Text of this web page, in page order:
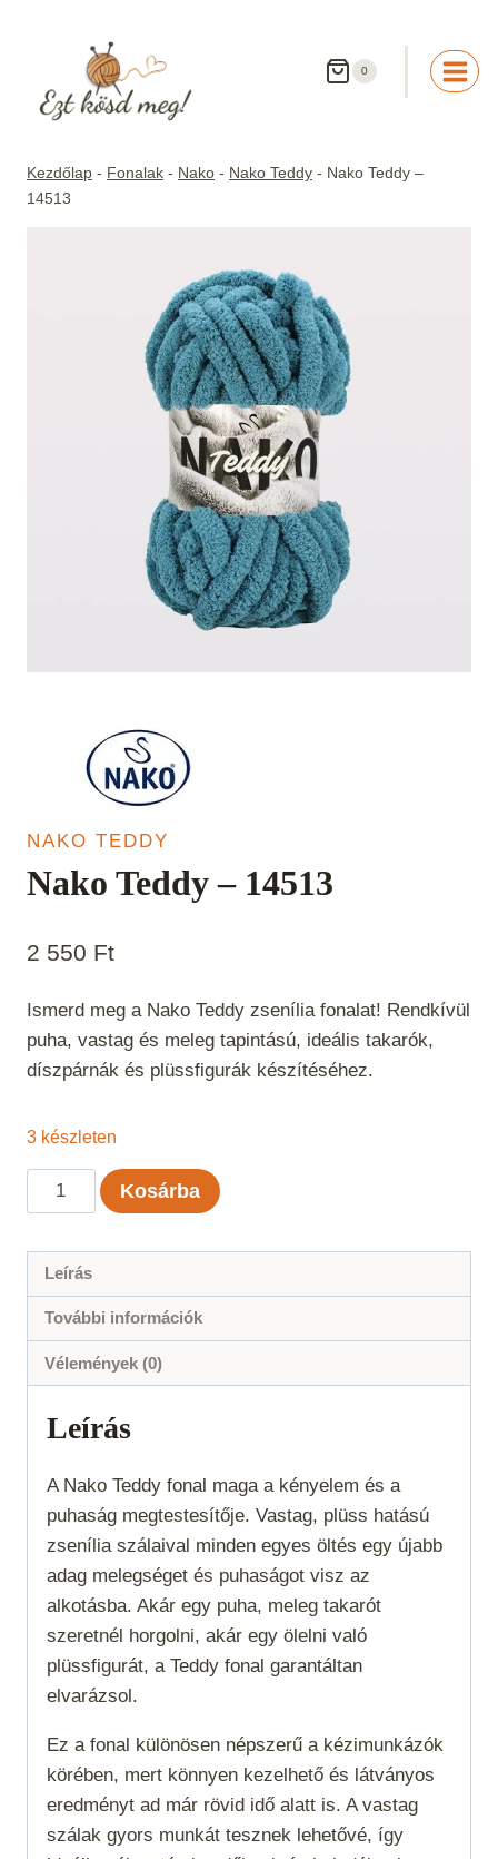
0
Kezdőlap - Fonalak - Nako - Nako Teddy - Nako Teddy –
14513
NAKO TEDDY
Nako Teddy – 14513
2 550 Ft
Ismerd meg a Nako Teddy zsenília fonalat! Rendkívül
puha, vastag és meleg tapintású, ideális takarók,
díszpárnák és plüssfigurák készítéséhez.
3 készleten
Nako
Teddy
14513
mennyiség
Kosárba
Leírás
További információk
Vélemények (0)
Leírás
A Nako Teddy fonal maga a kényelem és a
puhaság megtestesítője. Vastag, plüss hatású
zsenília szálaival minden egyes öltés egy újabb
adag melegséget és puhaságot visz az
alkotásba. Akár egy puha, meleg takarót
szeretnél horgolni, akár egy ölelni való
plüssfigurát, a Teddy fonal garantáltan
elvarázsol.
Ez a fonal különösen népszerű a kézimunkázók
körében, mert könnyen kezelhető és látványos
eredményt ad már rövid idő alatt is. A vastag
szálak gyors munkát tesznek lehetővé, így